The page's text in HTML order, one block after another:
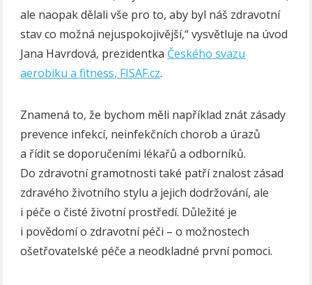
ale naopak dělali vše pro to, aby byl náš zdravotní
stav co možná nejuspokojivější,“ vysvětluje na úvod
Jana Havrdová, prezidentka Českého svazu
aerobiku a fitness, FISAF.cz.
Znamená to, že bychom měli například znát zásady
prevence infekcí, neinfekčních chorob a úrazů
a řídit se doporučeními lékařů a odborníků.
Do zdravotní gramotnosti také patří znalost zásad
zdravého životního stylu a jejich dodržování, ale
i péče o čisté životní prostředí. Důležité je
i povědomí o zdravotní péči – o možnostech
ošetřovatelské péče a neodkladné první pomoci.